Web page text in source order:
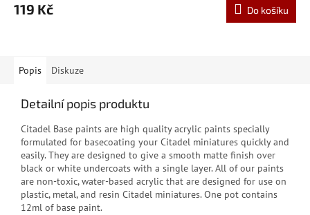
119 Kč Do košíku
Popis Diskuze
Detailní popis produktu
Citadel Base paints are high quality acrylic paints specially
formulated for basecoating your Citadel miniatures quickly and
easily. They are designed to give a smooth matte finish over
black or white undercoats with a single layer. All of our paints
are non-toxic, water-based acrylic that are designed for use on
plastic, metal, and resin Citadel miniatures. One pot contains
12ml of base paint.